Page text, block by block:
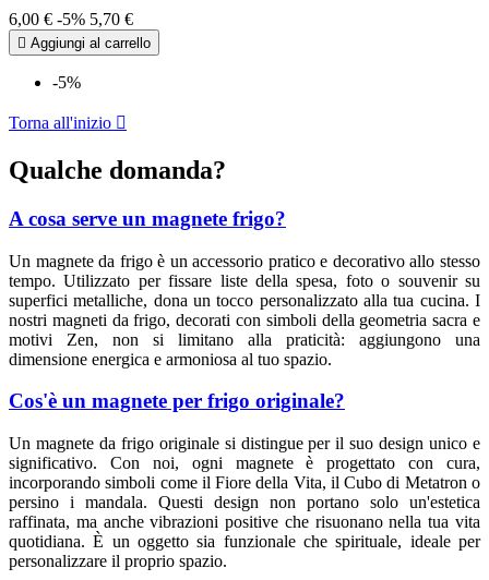
6,00 € -5% 5,70 €
 Aggiungi al carrello
-5%
Torna all'inizio 
Qualche domanda?
A cosa serve un magnete frigo?
Un magnete da frigo è un accessorio pratico e decorativo allo stesso
tempo. Utilizzato per fissare liste della spesa, foto o souvenir su
superfici metalliche, dona un tocco personalizzato alla tua cucina. I
nostri magneti da frigo, decorati con simboli della geometria sacra e
motivi Zen, non si limitano alla praticità: aggiungono una
dimensione energica e armoniosa al tuo spazio.
Cos'è un magnete per frigo originale?
Un magnete da frigo originale si distingue per il suo design unico e
significativo. Con noi, ogni magnete è progettato con cura,
incorporando simboli come il Fiore della Vita, il Cubo di Metatron o
persino i mandala. Questi design non portano solo un'estetica
raffinata, ma anche vibrazioni positive che risuonano nella tua vita
quotidiana. È un oggetto sia funzionale che spirituale, ideale per
personalizzare il proprio spazio.